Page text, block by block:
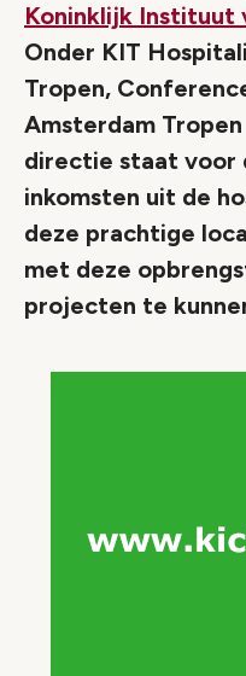
Koninklijk Instituut
Onder KIT
Tropen,
Amsterdam
directie staat voor
inkomsten uit de
deze prachtige
met deze
projecten te